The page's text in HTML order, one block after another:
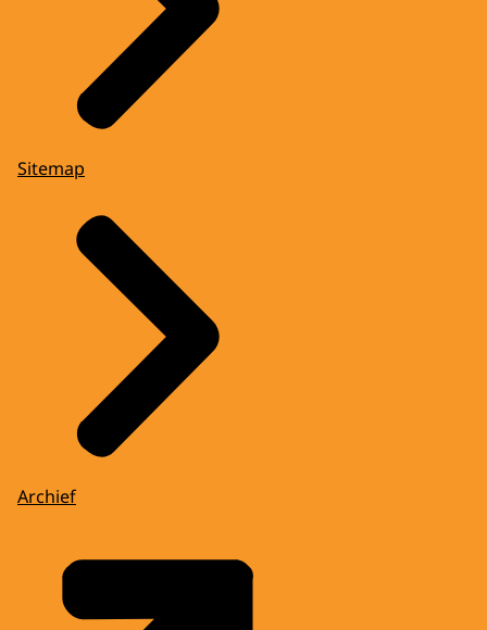
Sitemap
Archief